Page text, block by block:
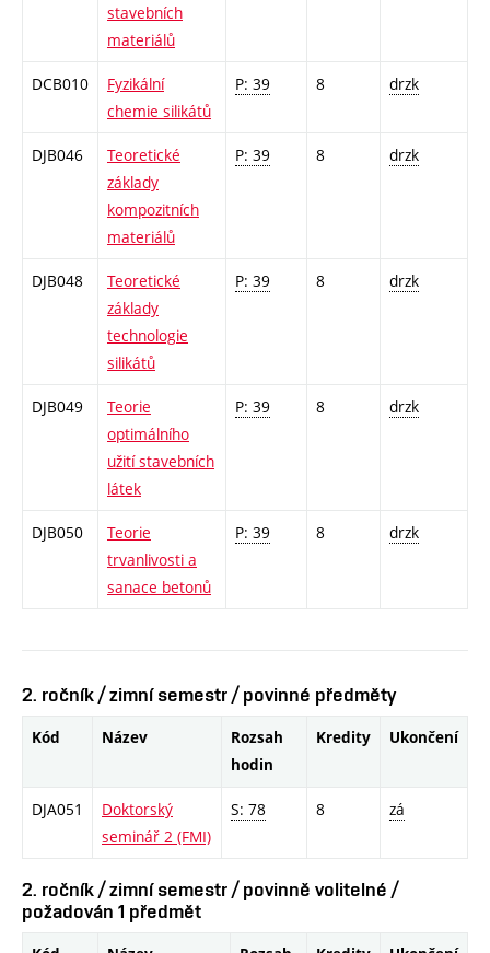
stavebních
materiálů
DCB010
Fyzikální
chemie silikátů
P: 39 8 drzk
DJB046
Teoretické
základy
kompozitních
materiálů
P: 39 8 drzk
DJB048
Teoretické
základy
technologie
silikátů
P: 39 8 drzk
DJB049
Teorie
optimálního
užití stavebních
látek
P: 39 8 drzk
DJB050
Teorie
trvanlivosti a
sanace betonů
P: 39 8 drzk
2. ročník / zimní semestr / povinné předměty
Kód Název
Rozsah
hodin
Kredity Ukončení
DJA051
Doktorský
seminář 2 (FMI)
S: 78 8 zá
2. ročník / zimní semestr / povinně volitelné /
požadován 1 předmět